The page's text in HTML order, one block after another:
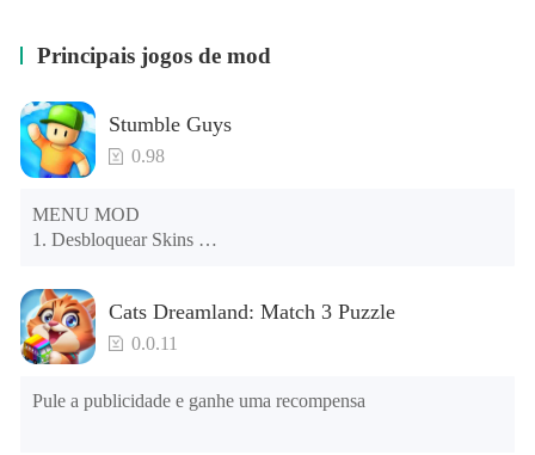
Principais jogos de mod
Stumble Guys
0.98
MENU MOD
1. Desbloquear Skins
3. Desbloquear Variantes
4. Desbloquear Animações
5. Desbloquear Passos
6. Nível
7. Câmera
8. Sem ANÚNCIOS
Cats Dreamland: Match 3 Puzzle
0.0.11
Pule a publicidade e ganhe uma recompensa